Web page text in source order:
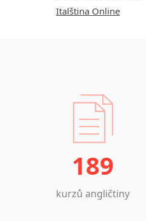
Italština Online
189
kurzů angličtiny